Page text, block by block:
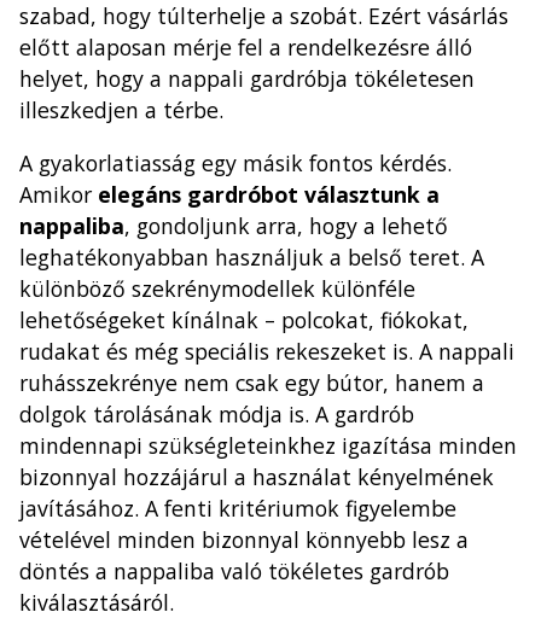
szabad, hogy túlterhelje a szobát. Ezért vásárlás
előtt alaposan mérje fel a rendelkezésre álló
helyet, hogy a nappali gardróbja tökéletesen
illeszkedjen a térbe.
A gyakorlatiasság egy másik fontos kérdés.
Amikor elegáns gardróbot választunk a
nappaliba, gondoljunk arra, hogy a lehető
leghatékonyabban használjuk a belső teret. A
különböző szekrénymodellek különféle
lehetőségeket kínálnak – polcokat, fiókokat,
rudakat és még speciális rekeszeket is. A nappali
ruhásszekrénye nem csak egy bútor, hanem a
dolgok tárolásának módja is. A gardrób
mindennapi szükségleteinkhez igazítása minden
bizonnyal hozzájárul a használat kényelmének
javításához. A fenti kritériumok figyelembe
vételével minden bizonnyal könnyebb lesz a
döntés a nappaliba való tökéletes gardrób
kiválasztásáról.